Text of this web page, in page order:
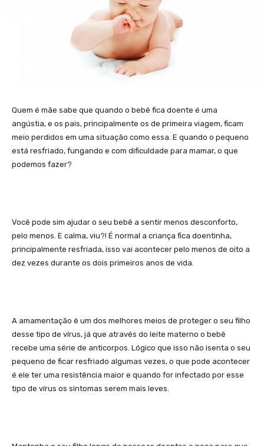
Quem é mãe sabe que quando o bebê fica doente é uma
angústia, e os pais, principalmente os de primeira viagem, ficam
meio perdidos em uma situação como essa. E quando o pequeno
está resfriado, fungando e com dificuldade para mamar, o que
podemos fazer?
Você pode sim ajudar o seu bebê a sentir menos desconforto,
pelo menos. E calma, viu?! É normal a criança fica doentinha,
principalmente resfriada, isso vai acontecer pelo menos de oito a
dez vezes durante os dois primeiros anos de vida.
A amamentação é um dos melhores meios de proteger o seu filho
desse tipo de vírus, já que através do leite materno o bebê
recebe uma série de anticorpos. Lógico que isso não isenta o seu
pequeno de ficar resfriado algumas vezes, o que pode acontecer
é ele ter uma resistência maior e quando for infectado por esse
tipo de vírus os sintomas serem mais leves.